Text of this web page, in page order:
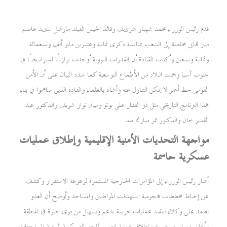
قدم رئيس الوزراء محمد شهباز شریف وقائد الجيش الفيلد مارشل سید عاصم
منير تهاني مخلصة إلى الشعب بمناسبة ذكرى ثمانية وعشرين مايو ألف وتسعمائة
وثمانية وتسعين وأكدت القيادة أن القدرات النووية أوجدت توازنًا استراتيجيًا في
جنوب آسيا وحمت البلاد من الأطماع التوسعية كما شدد البيان على أن الأمن
القومي خط أحمر لا يمكن التنازل عنه وأشاد بالعلماء والقادة الذين ساهموا في بناء
هذا البرنامج التاريخي مثل ذو الفقار علي بوتو وميان نواز شريف والدكتور عبد
القدير خان والدكتور ثمر مبارك مند
مواجهة التحديات الأمنية الإقليمية وإطلاق عمليات
عسكرية حاسمة
أشار رئيس الوزراء إلى المؤامرات الخارجية المستمرة لزعزعة الاستقرار وكشف
عن إحباط مخططات هجومية استهدفت المواطنين والمساجد وأوضح أن العدو
يعتمد على وكلاء لتنفيذ عمليات تخريبية بدعم وتسهيل من قوى جارة في المنطقة